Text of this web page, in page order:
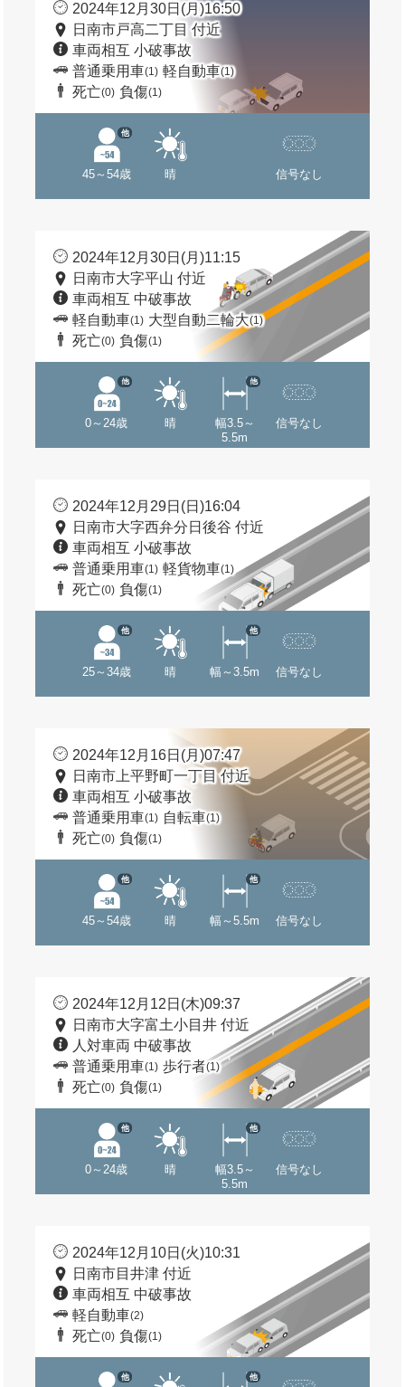
2024年12月30日(月)16:50
日南市戸高二丁目 付近
車両相互 小破事故
普通乗用車(1) 軽自動車(1)
死亡(0) 負傷(1)
45～54歳
他
晴 信号なし
2024年12月30日(月)11:15
日南市大字平山 付近
車両相互 中破事故
軽自動車(1) 大型自動二輪大(1)
死亡(0) 負傷(1)
0～24歳
他
晴
幅3.5～
5.5m
他
信号なし
2024年12月29日(日)16:04
日南市大字西弁分日後谷 付近
車両相互 小破事故
普通乗用車(1) 軽貨物車(1)
死亡(0) 負傷(1)
25～34歳
他
晴 幅～3.5m
他
信号なし
2024年12月16日(月)07:47
日南市上平野町一丁目 付近
車両相互 小破事故
普通乗用車(1) 自転車(1)
死亡(0) 負傷(1)
45～54歳
他
晴 幅～5.5m
他
信号なし
2024年12月12日(木)09:37
日南市大字富土小目井 付近
人対車両 中破事故
普通乗用車(1) 歩行者(1)
死亡(0) 負傷(1)
0～24歳
他
晴
幅3.5～
5.5m
他
信号なし
2024年12月10日(火)10:31
日南市目井津 付近
車両相互 中破事故
軽自動車(2)
死亡(0) 負傷(1)
他 他